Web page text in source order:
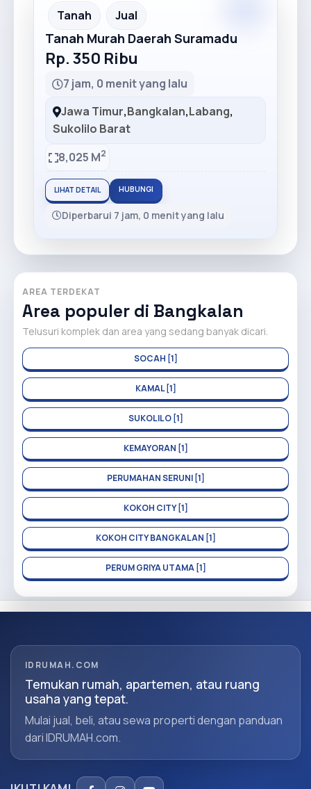
Recommended
Tanah Jual
Tanah Murah Daerah Suramadu
Rp. 350 Ribu
7 jam, 0 menit yang lalu
Jawa Timur,Bangkalan,Labang,
Sukolilo Barat
8,025 M2
LIHAT DETAIL HUBUNGI
Diperbarui 7 jam, 0 menit yang lalu
AREA TERDEKAT
Area populer di Bangkalan
Telusuri komplek dan area yang sedang banyak dicari.
SOCAH [1]
KAMAL [1]
SUKOLILO [1]
KEMAYORAN [1]
PERUMAHAN SERUNI [1]
KOKOH CITY [1]
KOKOH CITY BANGKALAN [1]
PERUM GRIYA UTAMA [1]
IDRUMAH.COM
Temukan rumah, apartemen, atau ruang
usaha yang tepat.
Mulai jual, beli, atau sewa properti dengan panduan
dari IDRUMAH.com.